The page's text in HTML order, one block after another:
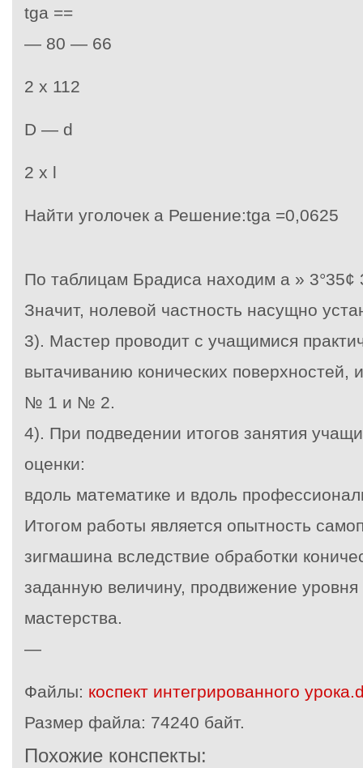
tga ==
— 80 — 66
2 x 112
D — d
2 х l
Найти уголочек a Решение:tga =0,0625
По таблицам Брадиса находим a » 3°35¢
Значит, нолевой частность насущно
3). Мастер проводит с учащимися
вытачиванию конических поверхностей,
№ 1 и № 2.
4). При подведении итогов занятия
оценки:
вдоль математике и вдоль
Итогом работы является опытность
зигмашина вследствие обработки
заданную величину, продвижение
мастерства.
—
Файлы: коспект интегрированного
Размер файла: 74240 байт.
Похожие конспекты: